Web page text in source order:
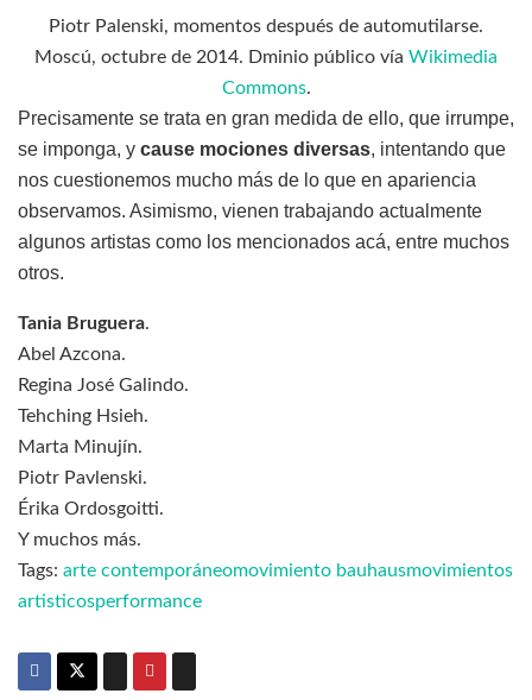
Piotr Palenski, momentos después de automutilarse.
Moscú, octubre de 2014. Dminio público vía Wikimedia
Commons.
Precisamente se trata en gran medida de ello, que irrumpe,
se imponga, y cause mociones diversas, intentando que
nos cuestionemos mucho más de lo que en apariencia
observamos. Asimismo, vienen trabajando actualmente
algunos artistas como los mencionados acá, entre muchos
otros.
Tania Bruguera.
Abel Azcona.
Regina José Galindo.
Tehching Hsieh.
Marta Minujín.
Piotr Pavlenski.
Érika Ordosgoitti.
Y muchos más.
Tags: arte contemporáneomovimiento bauhausmovimientos
artisticosperformance